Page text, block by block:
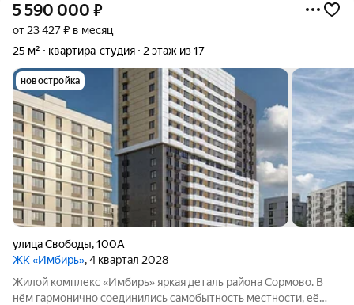
5 590 000 ₽
от 23 427 ₽ в месяц
25 м²
квартира-студия 2 этаж из 17
новостройка
улица Свободы,100А
ЖК «Имбирь», 4 квартал 2028
Жилой комплекс «Имбирь» яркая деталь района Сормово. В
нём гармонично соединились самобытность местности, её